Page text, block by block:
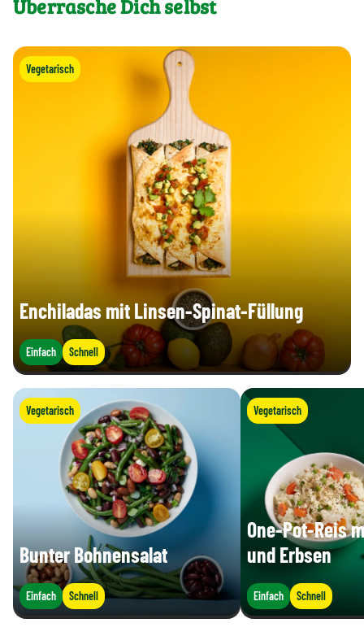
Überrasche Dich selbst
Vegetarisch
Enchiladas mit Linsen-Spinat-Füllung
Einfach Schnell
Vegetarisch
Bunter Bohnensalat
Einfach Schnell
Vegetarisch
One-Pot-Reis
und Erbsen
Einfach Schnell